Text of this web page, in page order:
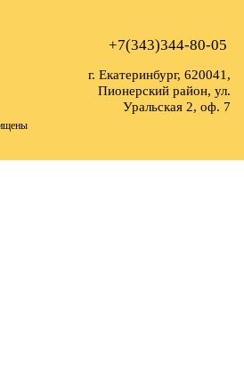
+7(343)344-80-05
г. Екатеринбург, 620041,
Пионерский район, ул.
Уральская 2, оф. 7